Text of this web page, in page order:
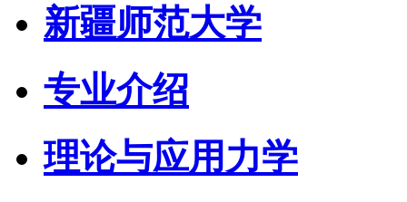
新疆师范大学
专业介绍
理论与应用力学